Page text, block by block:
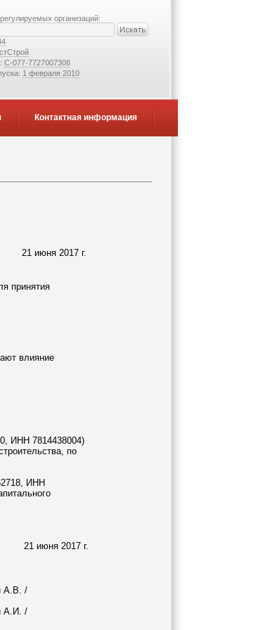
организаций:
С-077-7727007308
1 февраля 2010
Контактная информация
21 июня 2017 г.
принятия
влияние
ИНН 7814438004)
по
ИНН
21 июня 2017 г.
А.В. /
А.И. /